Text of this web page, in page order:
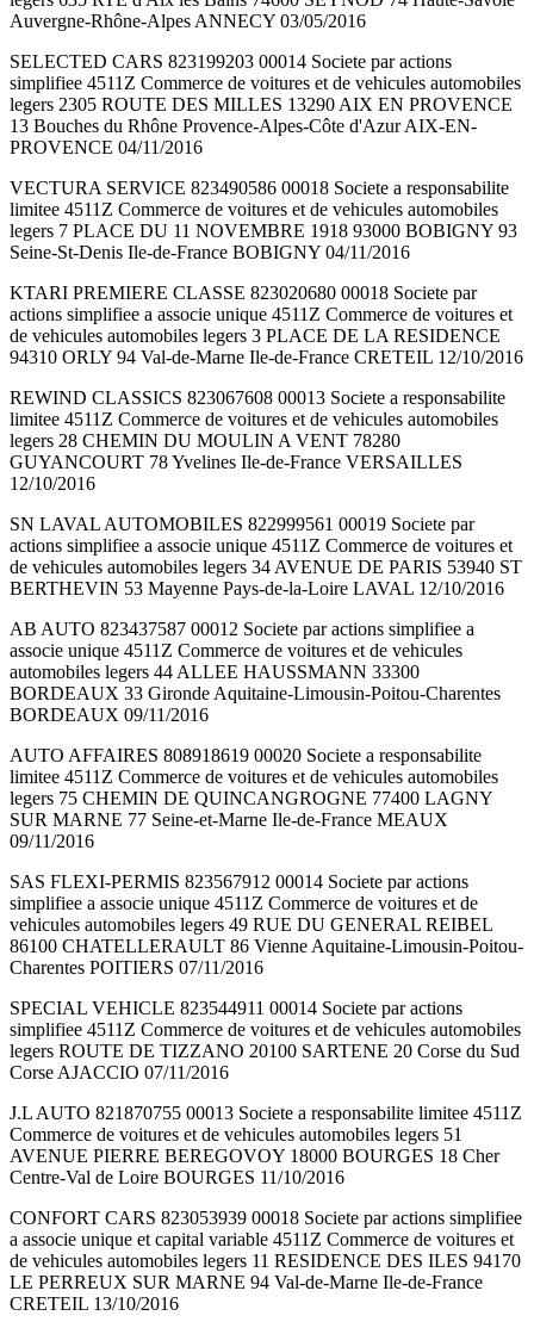
Auvergne-Rhône-Alpes ANNECY 03/05/2016
SELECTED CARS 823199203 00014 Societe par actions
simplifiee 4511Z Commerce de voitures et de vehicules automobiles
legers 2305 ROUTE DES MILLES 13290 AIX EN PROVENCE
13 Bouches du Rhône Provence-Alpes-Côte d'Azur AIX-EN-
PROVENCE 04/11/2016
VECTURA SERVICE 823490586 00018 Societe a responsabilite
limitee 4511Z Commerce de voitures et de vehicules automobiles
legers 7 PLACE DU 11 NOVEMBRE 1918 93000 BOBIGNY 93
Seine-St-Denis Ile-de-France BOBIGNY 04/11/2016
KTARI PREMIERE CLASSE 823020680 00018 Societe par
actions simplifiee a associe unique 4511Z Commerce de voitures et
de vehicules automobiles legers 3 PLACE DE LA RESIDENCE
94310 ORLY 94 Val-de-Marne Ile-de-France CRETEIL 12/10/2016
REWIND CLASSICS 823067608 00013 Societe a responsabilite
limitee 4511Z Commerce de voitures et de vehicules automobiles
legers 28 CHEMIN DU MOULIN A VENT 78280
GUYANCOURT 78 Yvelines Ile-de-France VERSAILLES
12/10/2016
SN LAVAL AUTOMOBILES 822999561 00019 Societe par
actions simplifiee a associe unique 4511Z Commerce de voitures et
de vehicules automobiles legers 34 AVENUE DE PARIS 53940 ST
BERTHEVIN 53 Mayenne Pays-de-la-Loire LAVAL 12/10/2016
AB AUTO 823437587 00012 Societe par actions simplifiee a
associe unique 4511Z Commerce de voitures et de vehicules
automobiles legers 44 ALLEE HAUSSMANN 33300
BORDEAUX 33 Gironde Aquitaine-Limousin-Poitou-Charentes
BORDEAUX 09/11/2016
AUTO AFFAIRES 808918619 00020 Societe a responsabilite
limitee 4511Z Commerce de voitures et de vehicules automobiles
legers 75 CHEMIN DE QUINCANGROGNE 77400 LAGNY
SUR MARNE 77 Seine-et-Marne Ile-de-France MEAUX
09/11/2016
SAS FLEXI-PERMIS 823567912 00014 Societe par actions
simplifiee a associe unique 4511Z Commerce de voitures et de
vehicules automobiles legers 49 RUE DU GENERAL REIBEL
86100 CHATELLERAULT 86 Vienne Aquitaine-Limousin-Poitou-
Charentes POITIERS 07/11/2016
SPECIAL VEHICLE 823544911 00014 Societe par actions
simplifiee 4511Z Commerce de voitures et de vehicules automobiles
legers ROUTE DE TIZZANO 20100 SARTENE 20 Corse du Sud
Corse AJACCIO 07/11/2016
J.L AUTO 821870755 00013 Societe a responsabilite limitee 4511Z
Commerce de voitures et de vehicules automobiles legers 51
AVENUE PIERRE BEREGOVOY 18000 BOURGES 18 Cher
Centre-Val de Loire BOURGES 11/10/2016
CONFORT CARS 823053939 00018 Societe par actions simplifiee
a associe unique et capital variable 4511Z Commerce de voitures et
de vehicules automobiles legers 11 RESIDENCE DES ILES 94170
LE PERREUX SUR MARNE 94 Val-de-Marne Ile-de-France
CRETEIL 13/10/2016